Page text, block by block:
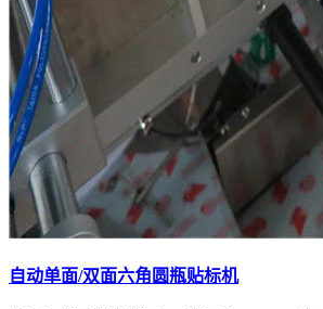
自动单面/双面六角圆瓶贴标机